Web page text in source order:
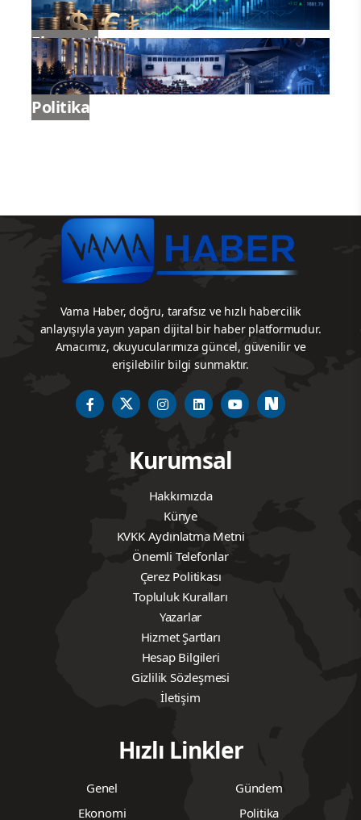
Ekonomi
Politika
Vama Haber, doğru, tarafsız ve hızlı habercilik
anlayışıyla yayın yapan dijital bir haber platformudur.
Amacımız, okuyucularımıza güncel, güvenilir ve
erişilebilir bilgi sunmaktır.
Kurumsal
Hakkımızda
Künye
KVKK Aydınlatma Metni
Önemli Telefonlar
Çerez Politikası
Topluluk Kuralları
Yazarlar
Hizmet Şartları
Hesap Bilgileri
Gizlilik Sözleşmesi
İletişim
Hızlı Linkler
Genel
Gündem
Ekonomi
Politika